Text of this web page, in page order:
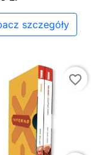
szczegóły
favorite_border